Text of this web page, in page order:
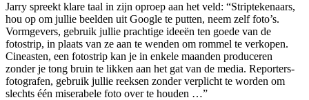
Jarry spreekt klare taal in zijn oproep aan het veld: “Striptekenaars,
hou op om jullie beelden uit Google te putten, neem zelf foto’s.
Vormgevers, gebruik jullie prachtige ideeën ten goede van de
fotostrip, in plaats van ze aan te wenden om rommel te verkopen.
Cineasten, een fotostrip kan je in enkele maanden produceren
zonder je tong bruin te likken aan het gat van de media. Reporters-
fotografen, gebruik jullie reeksen zonder verplicht te worden om
slechts één miserabele foto over te houden …”